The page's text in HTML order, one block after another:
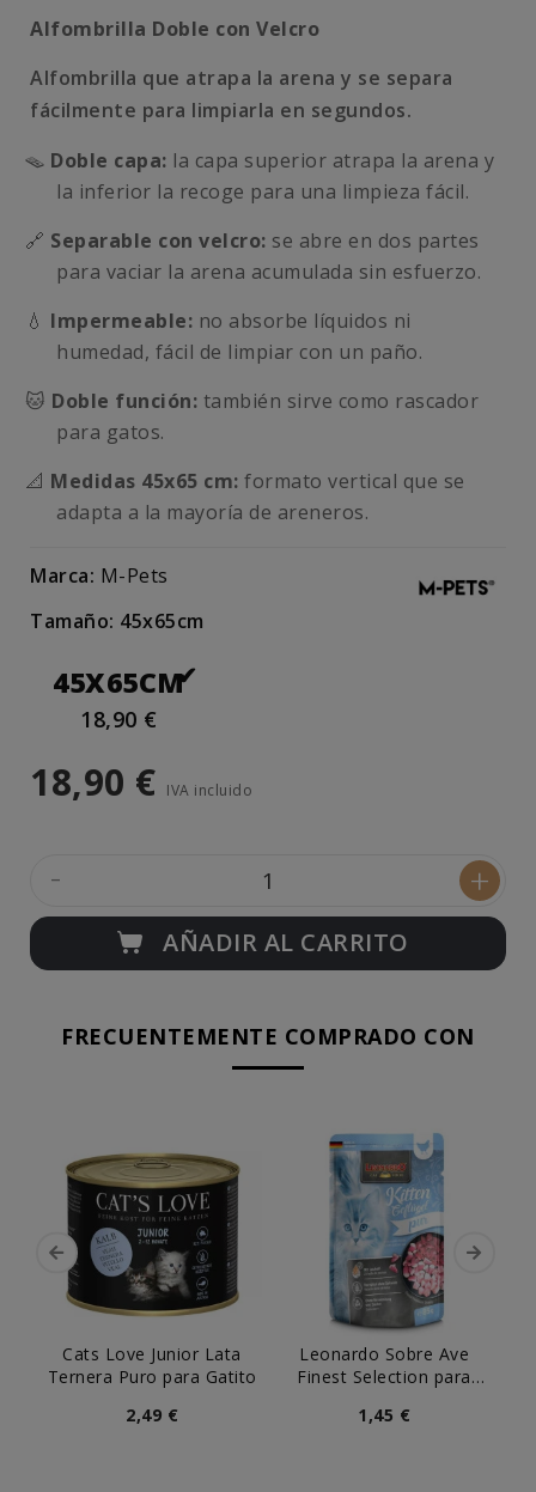
Alfombrilla Doble con Velcro
Alfombrilla que atrapa la arena y se separa
fácilmente para limpiarla en segundos.
🪤 Doble capa: la capa superior atrapa la arena y
la inferior la recoge para una limpieza fácil.
🔗 Separable con velcro: se abre en dos partes
para vaciar la arena acumulada sin esfuerzo.
💧 Impermeable: no absorbe líquidos ni
humedad, fácil de limpiar con un paño.
🐱 Doble función: también sirve como rascador
para gatos.
📐 Medidas 45x65 cm: formato vertical que se
adapta a la mayoría de areneros.
Marca: M-Pets
Tamaño: 45x65cm
45X65CM
18,90 €
18,90 € IVA incluido
- +
AÑADIR AL CARRITO
FRECUENTEMENTE COMPRADO CON
Cats Love Junior Lata
Ternera Puro para Gatito
2,49 €
Leonardo Sobre Ave
Finest Selection para
1,45 €